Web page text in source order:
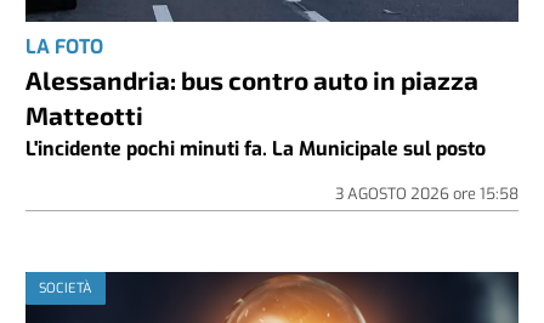
LA FOTO
Alessandria: bus contro auto in piazza
Matteotti
L'incidente pochi minuti fa. La Municipale sul posto
3 AGOSTO 2026ore 15:58
SOCIETÀ